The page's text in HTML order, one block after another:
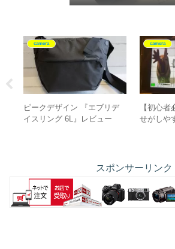
camera
ピークデザイン 『エブリデ
イスリング 6L』レビュー
camera
【初心
せがしや
スポンサーリンク